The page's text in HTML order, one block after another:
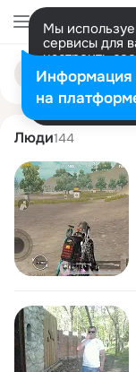
Мы
сервисы для
настроить
Разрешить
Поиск
людям
sergey
Люди144
Информация
на